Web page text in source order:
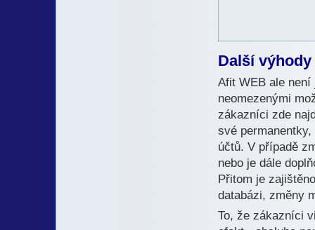
Další
Afit WEB ale
neomezenými
zákazníci zde
své
účtů. V případě
nebo je dále
Přitom je
databázi, změny
To, že zákazníci